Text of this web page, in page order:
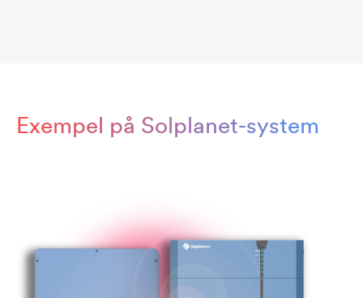
Exempel på Solplanet-system